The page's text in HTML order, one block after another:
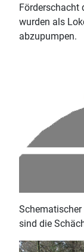
Förderschacht
wurden als
abzupumpen.
sind die